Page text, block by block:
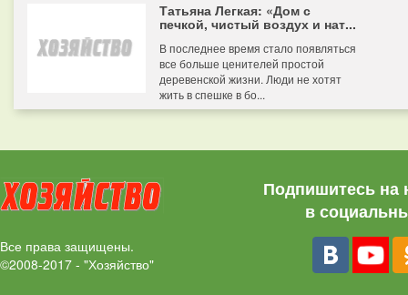
Татьяна Легкая: «Дом с
печкой, чистый воздух и нат...
В последнее время стало появляться
все больше ценителей простой
деревенской жизни. Люди не хотят
жить в спешке в бо...
Все права защищены.
©2008-2017 - "Хозяйство"
Подпишитесь на
в